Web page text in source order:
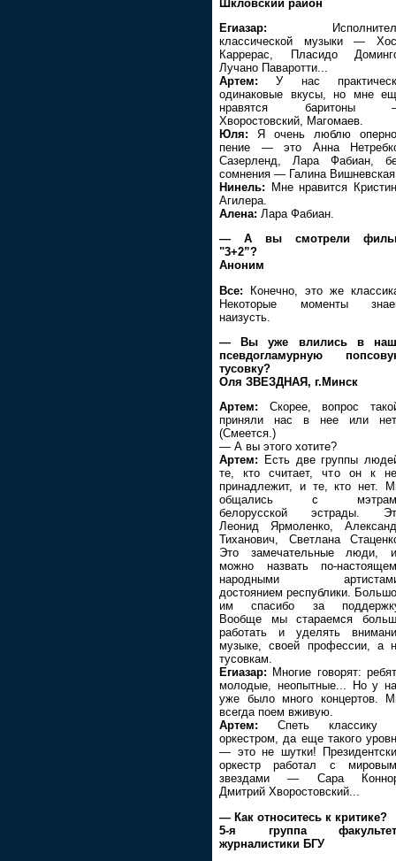
Шкловский район
Егиазар:
классической музыки —
Каррерас, Пласидо
Лучано Паваротти...
Артем: У нас
одинаковые вкусы, но мне
нравятся баритоны
Хворостовский, Магомаев.
Юля: Я очень люблю
пение — это Анна
Сазерленд, Лара Фабиан,
сомнения — Галина
Нинель: Мне нравится
Агилера.
Алена: Лара Фабиан.
— А вы смотрели
"3+2”?
Аноним
Все: Конечно, это же
Некоторые моменты
наизусть.
— Вы уже влились в
псевдогламурную
тусовку?
Оля ЗВЕЗДНАЯ, г.Минск
Артем: Скорее, вопрос
приняли нас в нее или
(Смеется.)
— А вы этого хотите?
Артем: Есть две группы
те, кто считает, что он к
принадлежит, и те, кто нет.
общались с
белорусской эстрады.
Леонид Ярмоленко,
Тиханович, Светлана
Это замечательные люди,
можно назвать по-
народными
достоянием республики.
им спасибо за
Вообще мы стараемся
работать и уделять
музыке, своей профессии, а
тусовкам.
Егиазар: Многие говорят:
молодые, неопытные... Но у
уже было много концертов.
всегда поем вживую.
Артем: Спеть классику
оркестром, да еще такого
— это не шутки!
оркестр работал с
звездами — Сара
Дмитрий Хворостовский...
— Как относитесь к критике?
5-я группа
журналистики БГУ